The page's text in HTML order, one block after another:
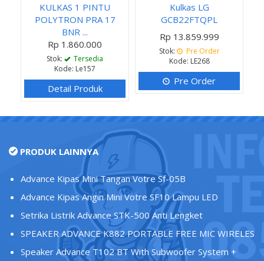
KULKAS 1 PINTU
POLYTRON PRA 17
BNR ...
Rp 1.860.000
Stok:
Tersedia
Kode: Le157
Detail Produk
Kulkas LG
GCB22FTQPL
Rp 13.859.999
Stok:
Pre Order
Kode: LE268
Pre Order
PRODUK LAINNYA
Advance Kipas Mini Tangan Votre Sf-05B
Advance Kipas Angin Mini Votre SF10 Lampu LED
Setrika Listrik Advance STK-500 Anti Lengket
SPEAKER ADVANCE K882 PORTABLE FREE MIC WIRELES
Speaker Advance T102 BT With Subwoofer System +